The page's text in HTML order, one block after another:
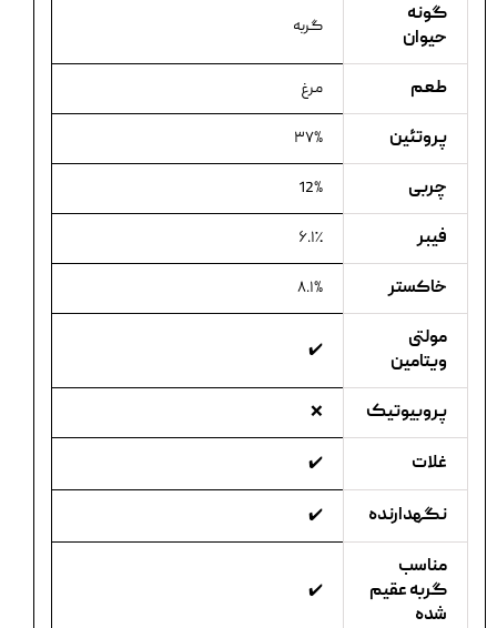
گونه
حیوان
گربه
طعم مرغ
پروتئین ۳۷%
چربی 12%
فیبر ۶.۱٪
خاکستر ۸.۱%
مولتی
ویتامین
✔️
پروبیوتیک ❌
غلات ✔️
نگهدارنده ✔️
مناسب
گربه عقیم
شده
✔️